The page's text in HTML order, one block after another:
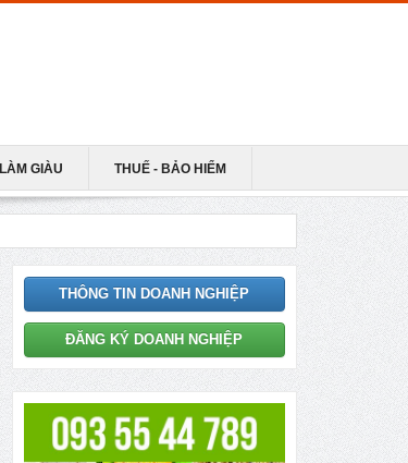
LÀM GIÀU THUẾ - BẢO HIỂM
THÔNG TIN DOANH NGHIỆP
ĐĂNG KÝ DOANH NGHIỆP